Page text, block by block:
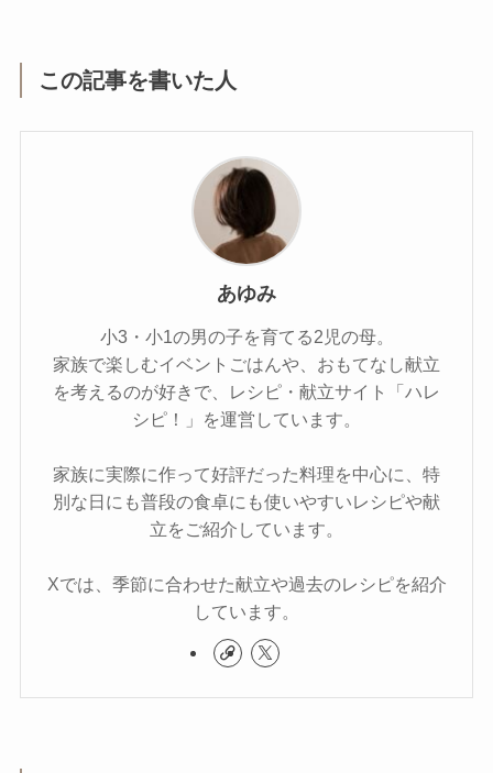
この記事を書いた人
あゆみ
小3・小1の男の子を育てる2児の母。
家族で楽しむイベントごはんや、おもてなし献立
を考えるのが好きで、レシピ・献立サイト「ハレ
シピ！」を運営しています。
家族に実際に作って好評だった料理を中心に、特
別な日にも普段の食卓にも使いやすいレシピや献
立をご紹介しています。
Xでは、季節に合わせた献立や過去のレシピを紹介
しています。